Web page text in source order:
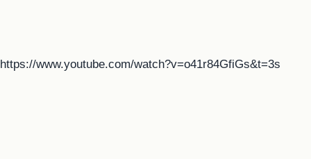
https://www.youtube.com/watch?v=o41r84GfiGs&t=3s